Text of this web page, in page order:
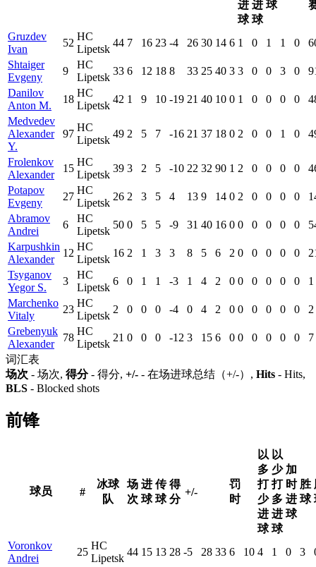
进
球
进
球
球
Gruzdev
Ivan
52
HC
Lipetsk
44 7 16 23 -4 26 30 14 6 1 0 1 1 0
Shtaiger
Evgeny
9
HC
Lipetsk
33 6 12 18 8 33 25 40 3 3 0 0 3 0
Danilov
Anton M.
18
HC
Lipetsk
42 1 9 10 -19 21 40 10 0 1 0 0 0 0
Medvedev
Alexander
Y.
97
HC
Lipetsk
49 2 5 7 -16 21 37 18 0 2 0 0 1 0
Frolenkov
Alexander
15
HC
Lipetsk
39 3 2 5 -10 22 32 90 1 2 0 0 0 0
Potapov
Evgeny
27
HC
Lipetsk
26 2 3 5 4 13 9 14 0 2 0 0 0 0
Abramov
Andrei
6
HC
Lipetsk
50 0 5 5 -9 31 40 16 0 0 0 0 0 0
Karpushkin
Alexander
12
HC
Lipetsk
16 2 1 3 3 8 5 6 2 0 0 0 0 0
Tsyganov
Yegor S.
3
HC
Lipetsk
6 0 1 1 -3 1 4 2 0 0 0 0 0 0
1
Marchenko
Vitaly
23
HC
Lipetsk
2 0 0 0 -4 0 4 2 0 0 0 0 0 0
2
Grebenyuk
Alexander
78
HC
Lipetsk
21 0 0 0 -12 3 15 6 0 0 0 0 0 0
7
词汇表
场次 - 场次, 得分- 得分, +/- - 在场进球总结（+/-）, Hits - Hits,
BLS - Blocked shots
前锋
球员 #
冰球
队
场
次
进
球
传
球
得
分
+/-
罚
时
以
多
打
少
进
球
以
少
打
多
进
球
加
时
进
球
胜
球
Voronkov
Andrei
25
HC
Lipetsk
44 15 13 28 -5 28 33 6 10 4 1 0 3